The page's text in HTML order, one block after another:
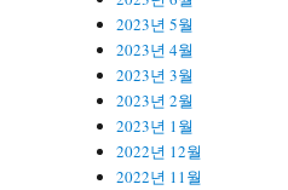
2023년 5월
2023년 4월
2023년 3월
2023년 2월
2023년 1월
2022년 12월
2022년 11월